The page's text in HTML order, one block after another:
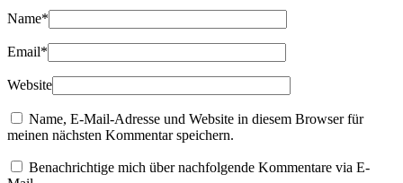
Name*
Email*
Website
Name, E-Mail-Adresse und Website in diesem Browser für
meinen nächsten Kommentar speichern.
Benachrichtige mich über nachfolgende Kommentare via E-